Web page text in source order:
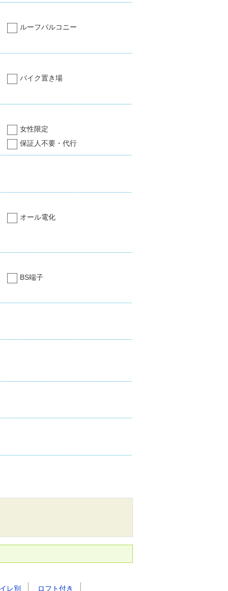
ルーフバルコニー
バイク置き場
女性限定
保証人不要・代行
オール電化
BS端子
レ別 ロフト付き